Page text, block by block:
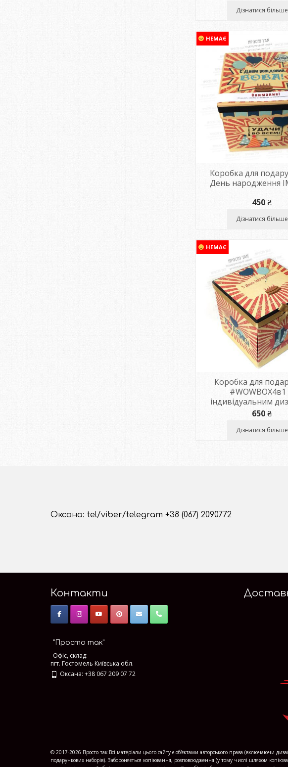
Дізнатися більше
НЕМАЄ
Коробка для
День народження
450₴
Дізнатися більше
НЕМАЄ
Коробка для
#WOWBOX4в1
індивідуальним
650₴
Дізнатися більше
Оксана: tel/viber/telegram +38 (067) 2090772
Контакти
"Просто так"
Офіс, склад:
пгт. Гостомель Київська обл.
Оксана: +38 067 209 07 72
© 2017-2026 Просто так Всі матеріали цього сайту є об'єктами авторського права (включаючи
подарункових наборів). Забороняється копіювання, розповсюдження (у тому числі шляхом